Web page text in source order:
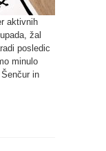
aktivnih
žal
posledic
minulo
in